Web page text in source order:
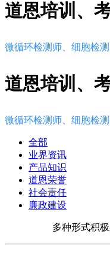
道恩培训、
微循环检测师、细胞检
道恩培训、
微循环检测师、细胞检
全部
业界资讯
产品知识
道恩荣誉
社会责任
廉政建设
多种形式积